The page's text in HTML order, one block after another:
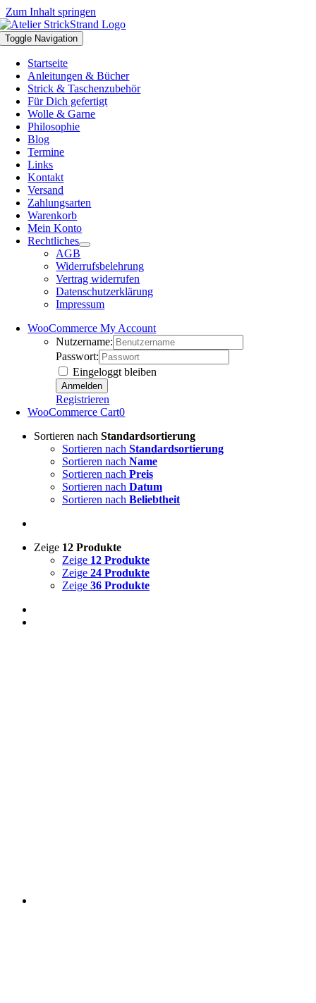
Zum Inhalt springen
Toggle Navigation
Startseite
Anleitungen & Bücher
Strick & Taschenzubehör
Für Dich gefertigt
Wolle & Garne
Philosophie
Blog
Termine
Links
Kontakt
Versand
Zahlungsarten
Warenkorb
Mein Konto
Rechtliches
AGB
Widerrufsbelehrung
Vertrag widerrufen
Datenschutzerklärung
Impressum
WooCommerce My Account
Nutzername:
Passwort:
Eingeloggt bleiben
Registrieren
WooCommerce Cart0
Sortieren nach Standardsortierung
Sortieren nach Standardsortierung
Sortieren nach Name
Sortieren nach Preis
Sortieren nach Datum
Sortieren nach Beliebtheit
Zeige 12 Produkte
Zeige 12 Produkte
Zeige 24 Produkte
Zeige 36 Produkte